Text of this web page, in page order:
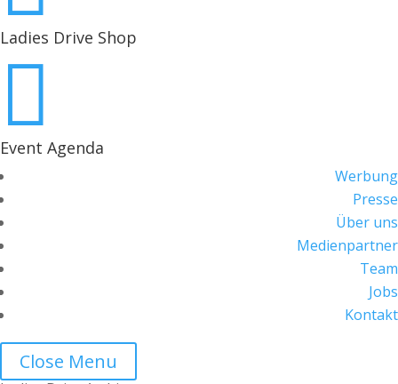
Ladies Drive Shop

Event Agenda
Werbung
Presse
Über uns
Medienpartner
Team
Jobs
Kontakt
Close Menu